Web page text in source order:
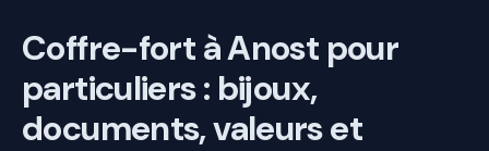
Coffre-fort à Anost pour
particuliers : bijoux,
documents, valeurs et